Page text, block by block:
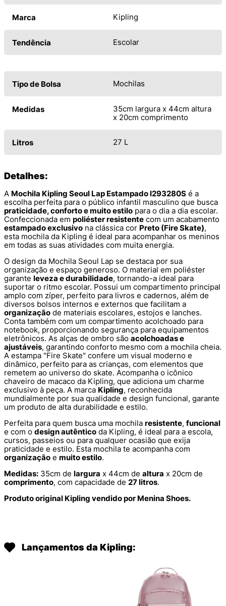
Marca Kipling
Tendência Escolar
Tipo de Bolsa Mochilas
Medidas
35cm largura x 44cm altura
x 20cm comprimento
Litros 27 L
Detalhes:
A Mochila Kipling Seoul Lap Estampado I293280S é a
escolha perfeita para o público infantil masculino que busca
praticidade, conforto e muito estilo para o dia a dia escolar.
Confeccionada em poliéster resistente com um acabamento
estampado exclusivo na clássica cor Preto (Fire Skate),
esta mochila da Kipling é ideal para acompanhar os meninos
em todas as suas atividades com muita energia.
O design da Mochila Seoul Lap se destaca por sua
organização e espaço generoso. O material em poliéster
garante leveza e durabilidade, tornando-a ideal para
suportar o ritmo escolar. Possui um compartimento principal
amplo com zíper, perfeito para livros e cadernos, além de
diversos bolsos internos e externos que facilitam a
organização de materiais escolares, estojos e lanches.
Conta também com um compartimento acolchoado para
notebook, proporcionando segurança para equipamentos
eletrônicos. As alças de ombro são acolchoadas e
ajustáveis, garantindo conforto mesmo com a mochila cheia.
A estampa "Fire Skate" confere um visual moderno e
dinâmico, perfeito para as crianças, com elementos que
remetem ao universo do skate. Acompanha o icônico
chaveiro de macaco da Kipling, que adiciona um charme
exclusivo à peça. A marca Kipling, reconhecida
mundialmente por sua qualidade e design funcional, garante
um produto de alta durabilidade e estilo.
Perfeita para quem busca uma mochila resistente, funcional
e com o design autêntico da Kipling, é ideal para a escola,
cursos, passeios ou para qualquer ocasião que exija
praticidade e estilo. Esta mochila te acompanha com
organização e muito estilo.
Medidas: 35cm de largura x 44cm de altura x 20cm de
comprimento, com capacidade de 27 litros.
Produto original Kipling vendido por Menina Shoes.
Lançamentos da Kipling: